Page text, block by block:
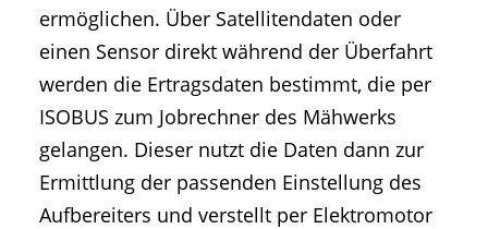
ermöglichen. Über Satellitendaten oder
einen Sensor direkt während der Überfahrt
werden die Ertragsdaten bestimmt, die per
ISOBUS zum Jobrechner des Mähwerks
gelangen. Dieser nutzt die Daten dann zur
Ermittlung der passenden Einstellung des
Aufbereiters und verstellt per Elektromotor